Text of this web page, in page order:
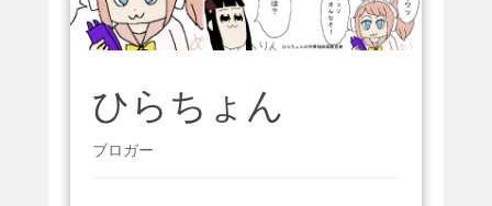
ひらちょん
ブロガー